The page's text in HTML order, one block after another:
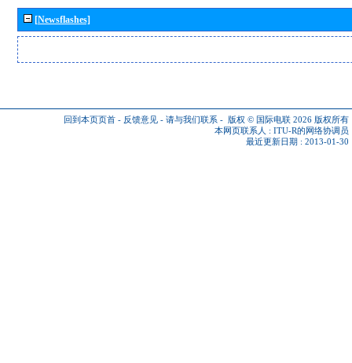
[Newsflashes]
回到本页页首 - 反馈意见 - 请与我们联系 - 版权 © 国际电联 2026 版权所有
本网页联系人 : ITU-R的网络协调员
最近更新日期 : 2013-01-30